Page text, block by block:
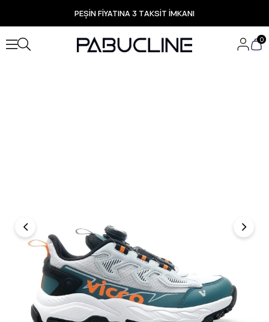
PEŞİN FİYATINA 3 TAKSİT İMKANI
TÜM ÜRÜNLERDE ÜCRETSİZ KARGO
Yeni Sezon Ürünlerde Özel Fırsatlar
Seçili Ürünlerde Hızlı Teslimat
0